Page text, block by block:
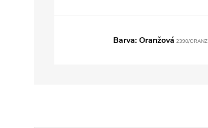
Barva: Oranžová 2390/ORANZ